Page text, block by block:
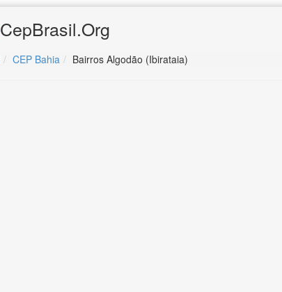
CepBrasil.Org
CEP Bahia Bairros Algodão (Ibirataia)